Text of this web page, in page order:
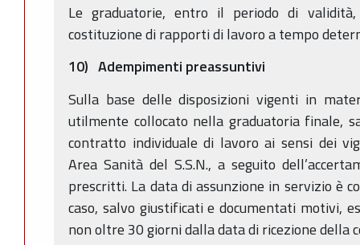
Le graduatorie, entro il periodo di
costituzione di rapporti di lavoro a tempo
10) Adempimenti preassuntivi
Sulla base delle disposizioni vigenti in
utilmente collocato nella graduatoria finale,
contratto individuale di lavoro ai sensi dei
Area Sanità del S.S.N., a seguito
prescritti. La data di assunzione in servizio è
caso, salvo giustificati e documentati motivi,
non oltre 30 giorni dalla data di ricezione della